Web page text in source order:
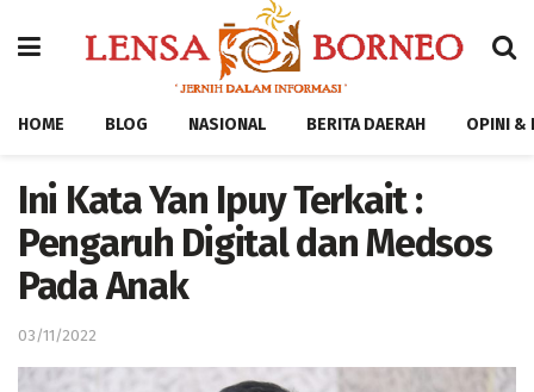
HOME BLOG NASIONAL BERITA DAERAH OPINI &
Ini Kata Yan Ipuy Terkait :
Pengaruh Digital dan Medsos
Pada Anak
03/11/2022